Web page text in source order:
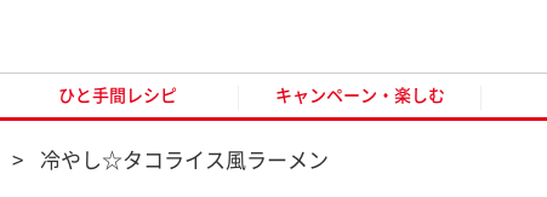
ひと手間レシピ キャンペーン・楽しむ
> 冷やし☆タコライス風ラーメン